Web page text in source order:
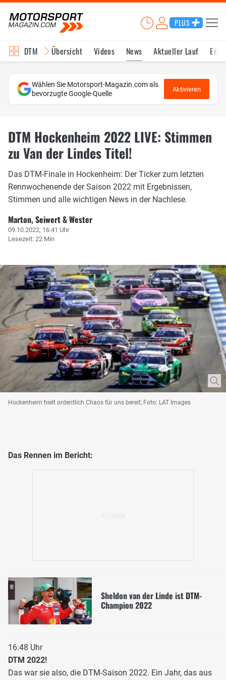
PLUS
DTM Übersicht Videos News Aktueller Lauf
Wählen Sie Motorsport-Magazin.com als
bevorzugte Google-Quelle
Aktivieren
DTM Hockenheim 2022 LIVE: Stimmen
zu Van der Lindes Titel!
Das DTM-Finale in Hockenheim: Der Ticker zum letzten
Rennwochenende der Saison 2022 mit Ergebnissen,
Stimmen und alle wichtigen News in der Nachlese.
Marton, Seiwert & Wester
09.10.2022, 16:41 Uhr
Lesezeit: 22 Min
Hockenheim hielt ordentlich Chaos für uns bereit, Foto: LAT Images
Das Rennen im Bericht:
Sheldon van der Linde ist DTM-
Champion 2022
16:48 Uhr
DTM 2022!
Das war sie also, die DTM-Saison 2022. Ein Jahr, das aus